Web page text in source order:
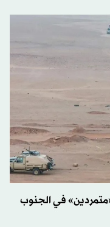
في الجنوب